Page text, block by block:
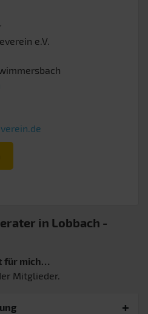
e.V.
in Lobbach -
für mich…
Mitglieder.